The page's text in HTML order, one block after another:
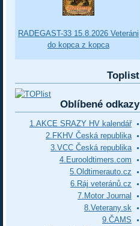
RADEGAST-33 15.8.2026 Veteráni
do kopca z kopca
Toplist
Oblíbené odkazy
1.AKCE SRAZY HV kalendář
2.FKHV Česká republika
3.VCC Česká republika
4.Eurooldtimers.com
5.Oldtimerauto.cz
6.Ráj veteránů.cz
7.Motor Journal
8.Veterany.sk
9.ČAMS